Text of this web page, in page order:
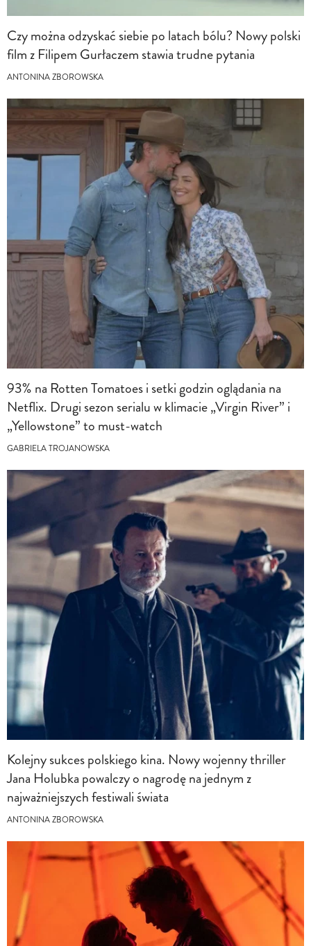
Czy można odzyskać siebie po latach bólu? Nowy polski
film z Filipem Gurłaczem stawia trudne pytania
ANTONINA ZBOROWSKA
93% na Rotten Tomatoes i setki godzin oglądania na
Netflix. Drugi sezon serialu w klimacie „Virgin River” i
„Yellowstone” to must-watch
GABRIELA TROJANOWSKA
Kolejny sukces polskiego kina. Nowy wojenny thriller
Jana Holubka powalczy o nagrodę na jednym z
najważniejszych festiwali świata
ANTONINA ZBOROWSKA